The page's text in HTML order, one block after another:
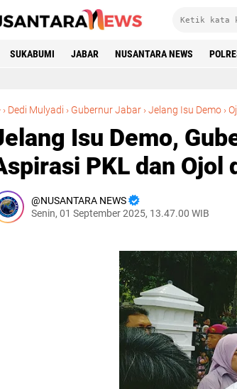
SUKABUMI JABAR NUSANTARA NEWS
› Dedi Mulyadi › Gubernur Jabar ›Jelang Isu Demo ›
Isu Demo,
PKL dan Ojol
NUSANTARA NEWS
Senin, 01 September 2025, 13.47.00 WIB